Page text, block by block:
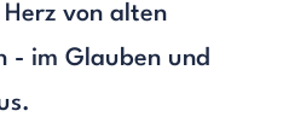
von alten
- im Glauben und